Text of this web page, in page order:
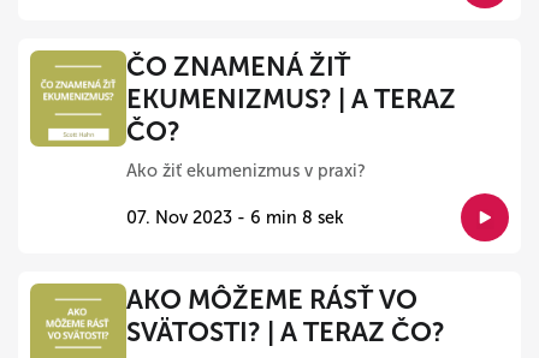
ČO ZNAMENÁ ŽIŤ
EKUMENIZMUS? | A TERAZ
ČO?
Ako žiť ekumenizmus v praxi?
07. Nov 2023 - 6 min 8 sek
AKO MÔŽEME RÁSŤ VO
SVÄTOSTI? | A TERAZ ČO?